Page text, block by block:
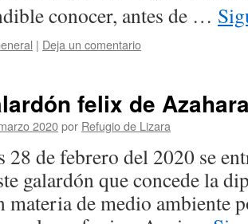
conocer, antes de …
| Deja un comentario
felix de
2020por Refugio de Lizara
28 de febrero del 2020 se
galardón que concede la
materia de medio ambiente